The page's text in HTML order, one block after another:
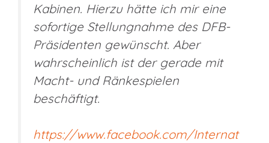
Kabinen. Hierzu hätte ich mir eine
sofortige Stellungnahme des DFB-
Präsidenten gewünscht. Aber
wahrscheinlich ist der gerade mit
Macht- und Ränkespielen
beschäftigt.
https://www.facebook.com/Internat